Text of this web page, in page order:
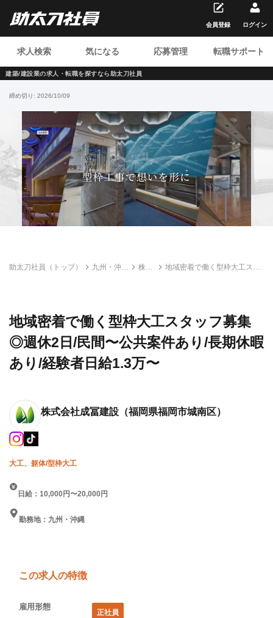
建築/建設業の求人・転職を探すなら助太刀社員
求人検索 気になる 応募管理 転職サポート
会員登録 ログイン
締め切り: 2026/10/09
助太刀社員（トップ）
九州・沖縄
株式
地域密着で働く型枠大工スタ
地域密着で働く型枠大工スタッフ募集
◎週休2日/民間〜公共案件あり/長期休暇
あり/経験者日給1.3万〜
株式会社成冨建設 （福岡県福岡市城南区）
大工、躯体/型枠大工
日給：10,000円〜20,000円
勤務地：九州・沖縄
この求人の特徴
雇用形態
正社員